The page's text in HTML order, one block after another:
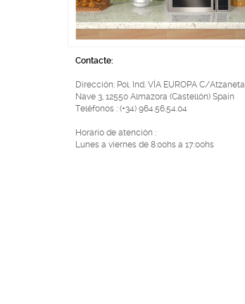
Contacte:
Dirección: Pol. Ind. VÍA EUROPA C/Atzaneta
Nave 3, 12550 Almazora (Castellón) Spain
Teléfonos : (+34) 964.56.54.04
Horario de atención :
Lunes a viernes de 8:00hs a 17:00hs